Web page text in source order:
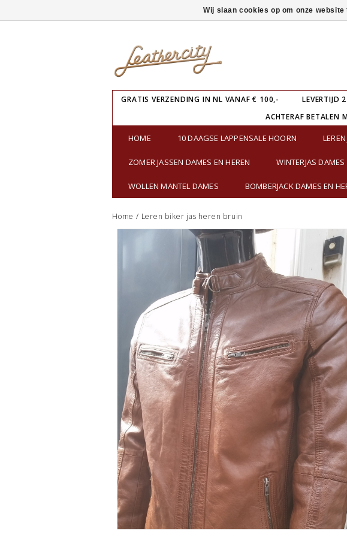
GRATIS VERZENDING IN NL VANAF € 100,- LEVERTIJD
ACHTERAF BETALEN
HOME 10 DAAGSE LAPPENSALE HOORN
ZOMER JASSEN DAMES EN HEREN WINTERJAS
WOLLEN MANTEL DAMES BOMBERJACK DAMES EN
Home / Leren biker jas heren bruin
Wij slaan cookies op om onze